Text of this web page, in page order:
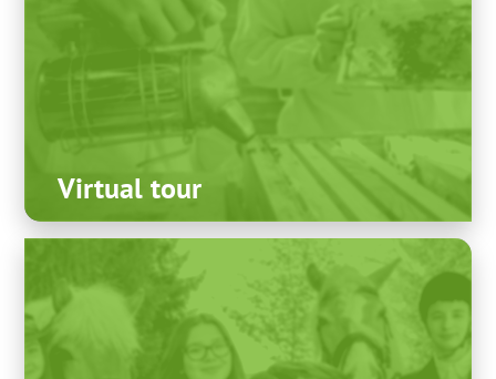
Virtual tour